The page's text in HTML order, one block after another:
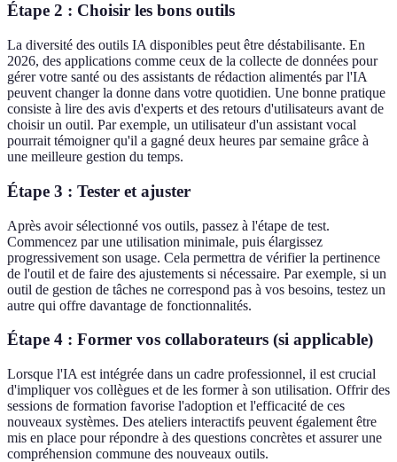
Étape 2 : Choisir les bons outils
La diversité des outils IA disponibles peut être déstabilisante. En
2026, des applications comme ceux de la collecte de données pour
gérer votre santé ou des assistants de rédaction alimentés par l'IA
peuvent changer la donne dans votre quotidien. Une bonne pratique
consiste à lire des avis d'experts et des retours d'utilisateurs avant de
choisir un outil. Par exemple, un utilisateur d'un assistant vocal
pourrait témoigner qu'il a gagné deux heures par semaine grâce à
une meilleure gestion du temps.
Étape 3 : Tester et ajuster
Après avoir sélectionné vos outils, passez à l'étape de test.
Commencez par une utilisation minimale, puis élargissez
progressivement son usage. Cela permettra de vérifier la pertinence
de l'outil et de faire des ajustements si nécessaire. Par exemple, si un
outil de gestion de tâches ne correspond pas à vos besoins, testez un
autre qui offre davantage de fonctionnalités.
Étape 4 : Former vos collaborateurs (si applicable)
Lorsque l'IA est intégrée dans un cadre professionnel, il est crucial
d'impliquer vos collègues et de les former à son utilisation. Offrir des
sessions de formation favorise l'adoption et l'efficacité de ces
nouveaux systèmes. Des ateliers interactifs peuvent également être
mis en place pour répondre à des questions concrètes et assurer une
compréhension commune des nouveaux outils.